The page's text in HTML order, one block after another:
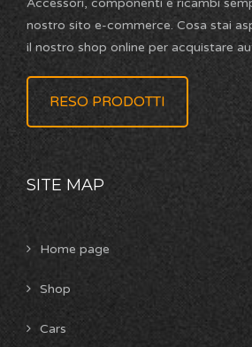
nostro sito e-commerce. Cosa stai
il nostro shop online per acquistare
RESO PRODOTTI
SITE MAP
Home page
Shop
Cars